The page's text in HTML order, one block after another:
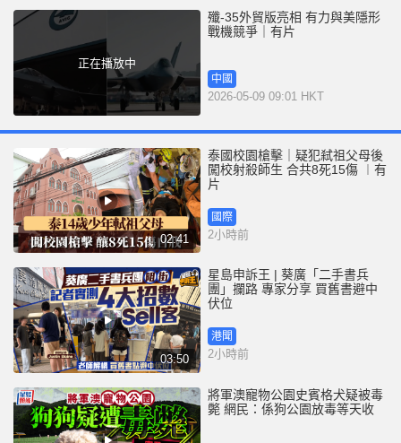
e
正在播放中
殲-35外貿版亮相 有力與美隱形
戰機競爭｜有片
中國
2026-05-09 09:01 HKT
02:41
泰國校園槍擊｜疑犯弒祖父母後
闖校射殺師生 合共8死15傷 ︱有
片
國際
2小時前
03:50
星島申訴王 | 葵廣「二手書兵
團」攔路 專家分享 買舊書避中
伏位
港聞
2小時前
將軍澳寵物公園史賓格犬疑被毒
斃 網民：係狗公園放毒等天收